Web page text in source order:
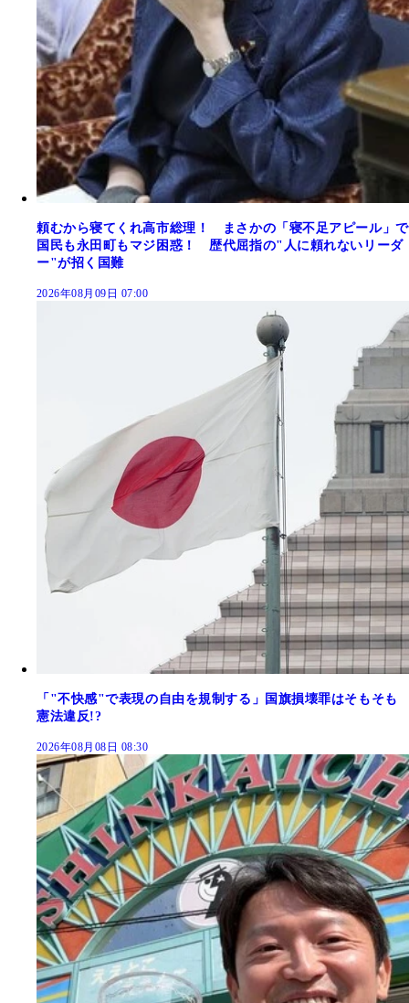
頼むから寝てくれ高市総理！ まさかの「寝不足アピール」で
国民も永田町もマジ困惑！ 歴代屈指の"人に頼れないリーダ
ー"が招く国難
2026年08月09日 07:00
「"不快感"で表現の自由を規制する」国旗損壊罪はそもそも
憲法違反!?
2026年08月08日 08:30